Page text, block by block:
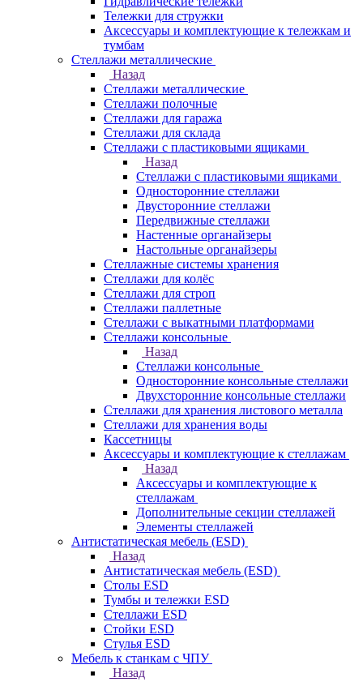
Тележки для стружки
Аксесcуары и комплектующие к тележкам и
тумбам
Стеллажи металлические
Назад
Стеллажи металлические
Стеллажи полочные
Стеллажи для гаража
Стеллажи для склада
Стеллажи с пластиковыми ящиками
Назад
Стеллажи с пластиковыми ящиками
Односторонние стеллажи
Двусторонние стеллажи
Передвижные стеллажи
Настенные органайзеры
Настольные органайзеры
Стеллажные системы хранения
Стеллажи для колёс
Стеллажи для строп
Стеллажи паллетные
Стеллажи с выкатными платформами
Стеллажи консольные
Назад
Стеллажи консольные
Односторонние консольные стеллажи
Двухсторонние консольные стеллажи
Стеллажи для хранения листового металла
Стеллажи для хранения воды
Кассетницы
Аксесcуары и комплектующие к стеллажам
Назад
Аксесcуары и комплектующие к
стеллажам
Дополнительные секции стеллажей
Элементы стеллажей
Антистатическая мебель (ESD)
Назад
Антистатическая мебель (ESD)
Столы ESD
Тумбы и тележки ESD
Стеллажи ESD
Стойки ESD
Стулья ESD
Мебель к станкам с ЧПУ
Назад